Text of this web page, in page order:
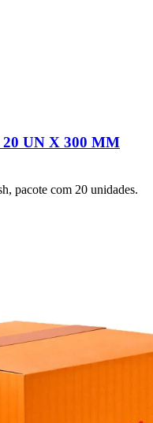
UN X 300 MM
pacote com 20 unidades.